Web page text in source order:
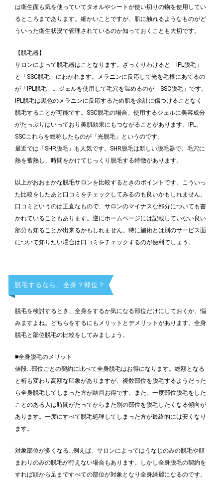
は衛生面も気を使っていてタオルやシートが使い切りの物を使用してい
るところまであります。細かいことですが、肌に触れるようなものがど
ういった衛生状況で管理されているのか知っておくことも大切です。
【脱毛器】
サロンによって脱毛器はことなります。ざっくりわけると「IPL脱毛」
と「SSC脱毛」にわかれます。メラニンに反応して光を毛根にあてるの
が「IPL脱毛」。ジェルを使用して毛穴を温めるのが「SSC脱毛」です。
IPL脱毛は黒色のメラニンに反応するため肌を余計に傷つけることなく
脱毛することが可能です。SSC脱毛の場合、使用するジェルに美容成分
がたっぷりはいっており美肌効果にもつながることがあります。IPL、
SSCこれらを総称したものが「光脱毛」というのです。
最近では「SHR脱毛」も人気です。SHR脱毛は新しい脱毛器で、毛穴に
熱を蓄熱し、時間をかけてじっくり脱毛する特徴があります。
以上がおおまかな脱毛サロンを比較するときのポイントです。こういっ
た比較をしたあと口コミをチェックしてみるのも良いかもしれません。
口コミというのは正直なもので、サロンのマイナスな部分についても書
かれていることもあります。逆にホームページには記載していない良い
部分も知ることが出来るかもしれません。特に施術とは別のサービス面
について知りたい場合は口コミをチェックするのが便利でしょう。
脱毛するなら、全身？部位？
脱毛を検討するとき、全身をするか気になる部位だけにしておくか、悩
みますよね。どちらをするにもメリットとデメリットがあります。全身
脱毛と部位脱毛の比較をしてみましょう。
■全身脱毛のメリット
値段…部位ごとの契約に比べて全身脱毛はお得になります。総額となる
と桁も変わり高額な印象がありますが、複数部位を脱毛するようだった
ら全身脱毛してしまった方が結局お得です。また、一度部位脱毛をした
ことのある人は時間がたってからまた別の部位を脱毛したくなる傾向が
あります。一度にすべて脱毛処理してしまった方が最終的には安くなり
ます。
対象部位が多くなる…例えば、サロンによってはうなじのみの脱毛や顔
まわりのみの脱毛が行えない場合もあります。しかし全身脱毛の契約を
すれば頭から足まですべての部位が対象となり全身綺麗になるのです。